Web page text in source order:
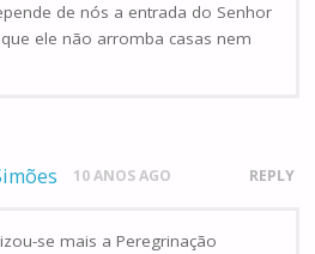
de nós a entrada do Senhor
ele não arromba casas nem
10 ANOS AGO REPLY
se mais a Peregrinação